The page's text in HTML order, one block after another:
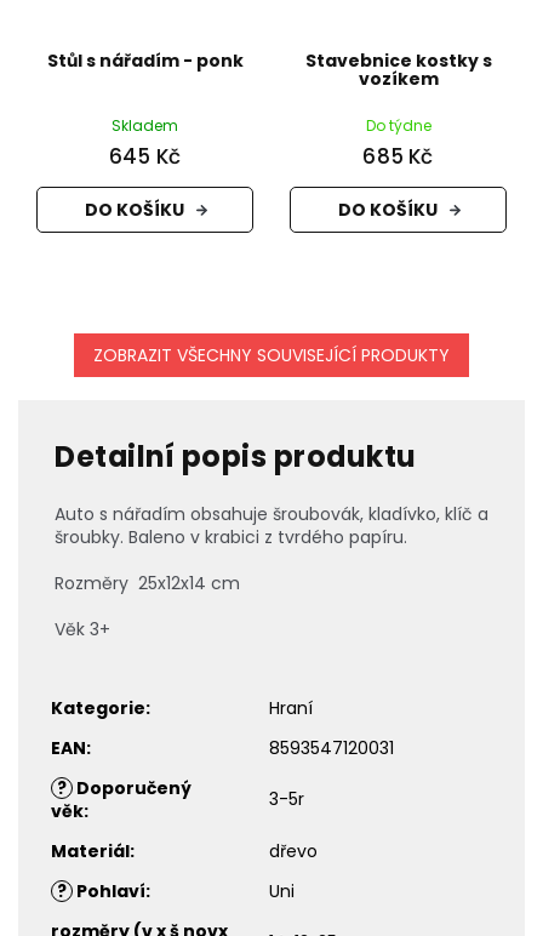
Stůl s nářadím - ponk
Skladem
645 Kč
DO KOŠÍKU
Stavebnice kostky s
vozíkem
Do týdne
685 Kč
DO KOŠÍKU
ZOBRAZIT VŠECHNY SOUVISEJÍCÍ PRODUKTY
Detailní popis produktu
Auto s nářadím obsahuje šroubovák, kladívko, klíč a
šroubky. Baleno v krabici z tvrdého papíru.
Rozměry 25x12x14 cm
Věk 3+
Kategorie:
Hraní
EAN:
8593547120031
? Doporučený
věk: 3-5r
Materiál:
dřevo
? Pohlaví:
Uni
rozměry (v x š novx